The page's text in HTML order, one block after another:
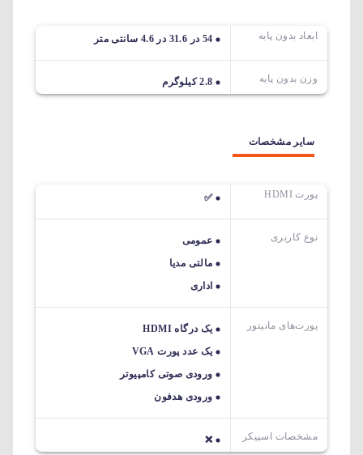
ابعاد بدون پایه 54 در 31.6 در 4.6 سانتی متر
وزن بدون پایه 2.8 کیلوگرم
سایر مشخصات
پورت HDMI ✅
نوع کاربری
عمومی
مالتی مدیا
اداری
پورت‌های مانیتور
یک درگاه HDMI
یک عدد پورت VGA
ورودی صوتی کامپیوتر
ورودی هدفون
مشخصات اسپیکر ❌